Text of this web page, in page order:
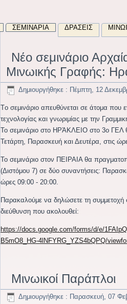
ΣΕΜΙΝΑΡΙΑ ΔΡΑΣΕΙΣ
Νέο σεμινάριο
Μινωικής Γραφής:
Δημιουργήθηκε : Πέμπτη, 12
Tο σεμινάριο απευθύνεται σε άτομα που
τεχνολογίας και γνωριμίας με την
Το σεμινάριο στο ΗΡΆΚΛΕΙΟ στο 3ο ΓΕΛ
Τετάρτη, Παρασκευή και Δευτέρα, στις
Το σεμινάριο στον ΠΕΙΡΑΙΑ θα
(Διστόμου 7) σε δύο συναντήσεις:
ώρες 09:00 - 20:00.
Παρακαλούμε να δηλώσετε τη
διεύθυνση που ακολουθεί:
https://docs.google.com/forms/d/e/
B5mO8_HG-4lNFYRG_YZS4bQPQ/
Μινωικοί Παράπλοι
Δημιουργήθηκε : Παρασκευή, 07